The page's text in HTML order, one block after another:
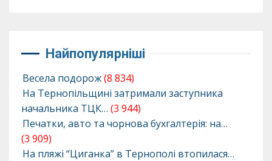
Найпопулярніші
Весела подорож(8 834)
На Тернопільщині затримали заступника
начальника ТЦК… (3 944)
Печатки, авто та чорнова бухгалтерія: на…
(3 909)
На пляжі “Циганка” в Тернополі втопилася…